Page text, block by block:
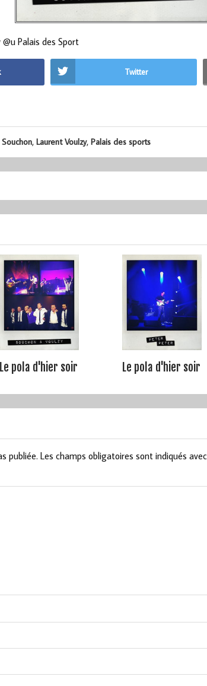
Palais des Sport
Twitter
, Laurent Voulzy, Palais des sports
Le pola d'hier soir Le pola d'hier soir
publiée. Les champs obligatoires sont indiqués avec